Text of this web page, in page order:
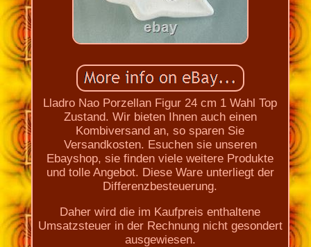
Lladro Nao Porzellan Figur 24 cm 1 Wahl Top
Zustand. Wir bieten Ihnen auch einen
Kombiversand an, so sparen Sie
Versandkosten. Esuchen sie unseren
Ebayshop, sie finden viele weitere Produkte
und tolle Angebot. Diese Ware unterliegt der
Differenzbesteuerung.
Daher wird die im Kaufpreis enthaltene
Umsatzsteuer in der Rechnung nicht gesondert
ausgewiesen.